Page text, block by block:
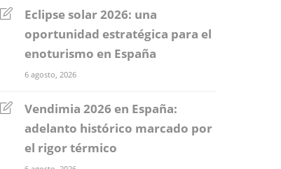
Eclipse solar 2026: una
oportunidad estratégica para el
enoturismo en España
6 agosto, 2026
Vendimia 2026 en España:
adelanto histórico marcado por
el rigor térmico